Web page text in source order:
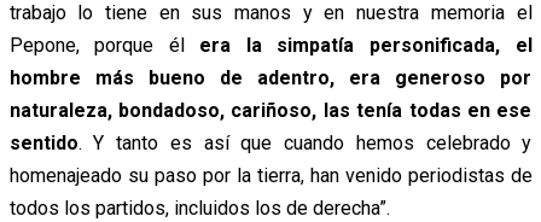
trabajo lo tiene en sus manos y en nuestra memoria el
Pepone, porque él era la simpatía personificada, el
hombre más bueno de adentro, era generoso por
naturaleza, bondadoso, cariñoso, las tenía todas en ese
sentido. Y tanto es así que cuando hemos celebrado y
homenajeado su paso por la tierra, han venido periodistas de
todos los partidos, incluidos los de derecha”.